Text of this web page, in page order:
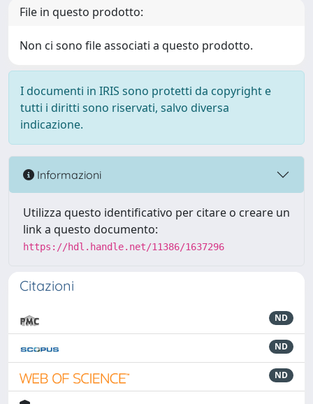
File in questo prodotto:
Non ci sono file associati a questo prodotto.
I documenti in IRIS sono protetti da copyright e
tutti i diritti sono riservati, salvo diversa
indicazione.
Informazioni
Utilizza questo identificativo per citare o creare un
link a questo documento:
https://hdl.handle.net/11386/1637296
Citazioni
ND
ND
ND